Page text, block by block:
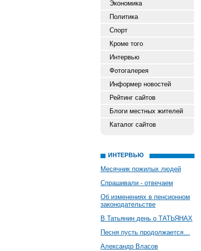
Экономика
Политика
Спорт
Кроме того
Интервью
Фотогалерея
Информер новостей
Рейтинг сайтов
Блоги местных жителей
Каталог сайтов
ИНТЕРВЬЮ
Месячник пожилых людей
Спрашивали - отвечаем
Об изменениях в пенсионном
законодательстве
В Татьянин день о ТАТЬЯНАХ
Песня пусть продолжается…
Александр Власов